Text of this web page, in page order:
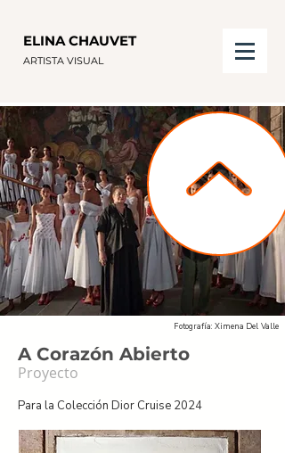
ELINA CHAUVET
ARTISTA VISUAL
Fotografía: Ximena Del Valle
A Corazón Abierto
Proyecto
Para la Colección Dior Cruise 2024